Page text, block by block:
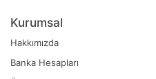
Kurumsal
Hakkımızda
Banka Hesapları